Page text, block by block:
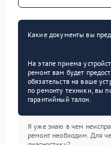
Какие документы вы
На этапе приема
ремонт вам будет
обязательств на ваше
по ремонту техники, вы
гарантийный талон.
Я уже знаю в чем
ремонт необходим. Для